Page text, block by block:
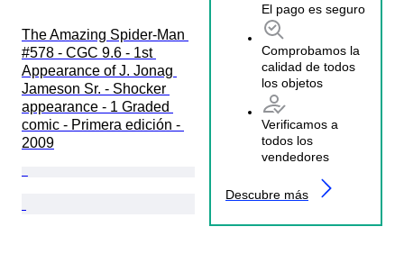
El pago es seguro
Comprobamos la
calidad de todos
los objetos
Verificamos a
todos los
vendedores
Descubre más
The Amazing Spider-Man
#578 - CGC 9.6 - 1st
Appearance of J. Jonag
Jameson Sr. - Shocker
appearance - 1 Graded
comic - Primera edición -
2009